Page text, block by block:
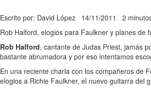
Escrito por: David López 14/11/2011 2
Rob Halford, elogios para Faulkner y planes de
Rob Halford, cantante de Judas Priest, jamás
bastante abrumadora y por eso intentamos
En una reciente charla con los compañeros de
elogios a Richie Faulkner, el nuevo guitarra del